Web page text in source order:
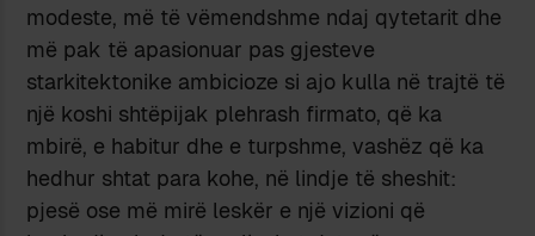
modeste, më të vëmendshme ndaj qytetarit dhe
më pak të apasionuar pas gjesteve
starkitektonike ambicioze si ajo kulla në trajtë të
një koshi shtëpijak plehrash firmato, që ka
mbirë, e habitur dhe e turpshme, vashëz që ka
hedhur shtat para kohe, në lindje të sheshit:
pjesë ose më mirë leskër e një vizioni që